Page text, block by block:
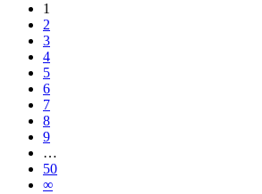
1
2
3
4
5
6
7
8
9
…
50
∞